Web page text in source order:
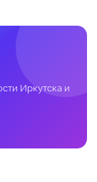
Иркутска и